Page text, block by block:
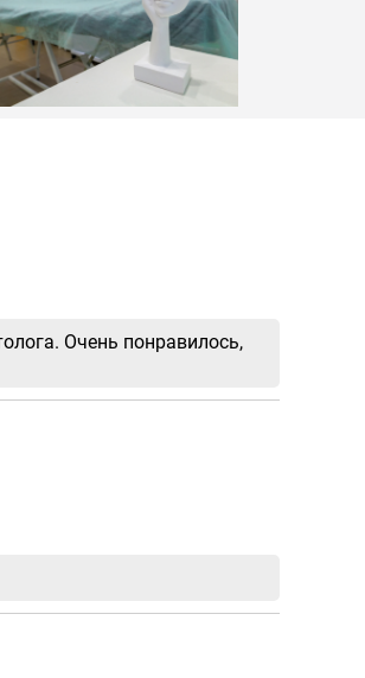
Очень понравилось,